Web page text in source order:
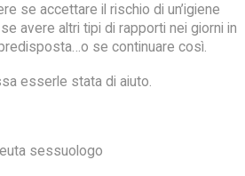
se accettare il rischio di un’igiene
avere altri tipi di rapporti nei giorni in
se continuare così.
esserle stata di aiuto.
sessuologo